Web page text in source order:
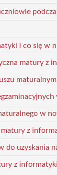
i co się w
matury z
w
matury z
do uzyskania
z